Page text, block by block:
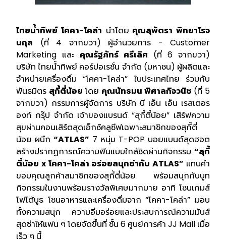
ไทยน้ำทิพย์ โคคา-โคล่า นำโดย คุณสุพัตรา พิทยาโรจ
นกุล (ที่ 4 จากขวา) ผู้อำนวยการ - Customer
Marketing และ คุณรัฐภัทร์ ศรีเลิศ (ที่ 6 จากขวา)
บริษัท ไทยน้ำทิพย์ คอร์ปอเรชั่น จำกัด (มหาชน) ผู้ผลิตและ
จำหน่ายเครื่องดื่ม “โคคา-โคล่า” ในประเทศไทย ร่วมกับ
พันธมิตร สุกี้ตี๋น้อย โดย คุณนัทธมน พิศาลกิจวนิช (ที่ 5
จากขวา) กรรมการผู้จัดการ บริษัท บี เอ็น เอ็น เรสเตอร
องท์ กรุ๊ป จำกัด เจ้าของแบรนด์ “สุกี้ตี๋น้อย” เสิร์ฟความ
สุขผ่านคอนเสิร์ตสุดเอ็กซ์คลูซีฟเฉพาะสมาชิกของสุกี้ตี๋
น้อย ผนึก “ATLAS” 7 หนุ่ม T-POP บอยแบนด์สุดฮอต
สร้างปรากฏการณ์ความฟินแบบใกล้ชิดผ่านกิจกรรม “สุกี้
ตี๋น้อย x โคคา-โคล่า อร่อยสนุกซ่ากับ ATLAS” แทนคำ
ขอบคุณลูกค้าสมาชิกของสุกี้ตี๋น้อย พร้อมสนุกกับบูท
กิจกรรมในงานพร้อมรางวัลพิเศษมากมาย อาทิ โซนเกมส์
โฟโต้บูธ โซนอาหารและเครื่องดื่มจาก “โคคา-โคล่า” มอบ
ทั้งความสนุก ความอิ่มอร่อยและประสบการณ์ความมันส์
สุดซ่าให้แฟน ๆ โดยจัดขึ้นที่ ชั้น 6 ศูนย์การค้า JJ Mall เมื่อ
เร็ว ๆ นี้